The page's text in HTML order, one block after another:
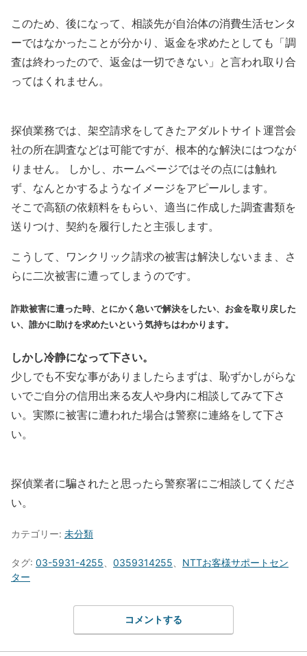
このため、後になって、相談先が自治体の消費生活センタ
ーではなかったことが分かり、返金を求めたとしても「調
査は終わったので、返金は一切できない」と言われ取り合
ってはくれません。
探偵業務では、架空請求をしてきたアダルトサイト運営会
社の所在調査などは可能ですが、根本的な解決にはつなが
りません。 しかし、ホームページではその点には触れ
ず、なんとかするようなイメージをアピールします。
そこで高額の依頼料をもらい、適当に作成した調査書類を
送りつけ、契約を履行したと主張します。
こうして、ワンクリック請求の被害は解決しないまま、さ
らに二次被害に遭ってしまうのです。
詐欺被害に遭った時、とにかく急いで解決をしたい、お金を取り戻した
い、誰かに助けを求めたいという気持ちはわかります。
しかし冷静になって下さい。
少しでも不安な事がありましたらまずは、恥ずかしがらな
いでご自分の信用出来る友人や身内に相談してみて下さ
い。実際に被害に遭われた場合は警察に連絡をして下さ
い。
探偵業者に騙されたと思ったら警察署にご相談してくださ
い。
カテゴリー: 未分類
タグ: 03-5931-4255 0359314255
NTTお客様サポートセン
ター
コメントする